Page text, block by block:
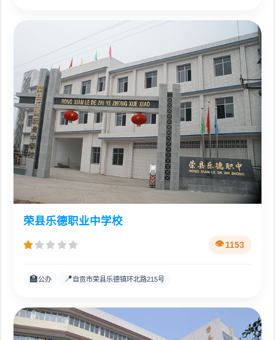
荣县乐德职业中学校
1153
🏫公办 📍 自贡市荣县乐德镇环北路215号